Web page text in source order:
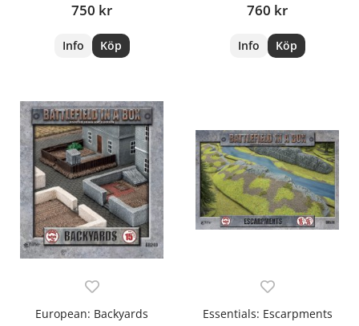
750 kr
Info Köp
760 kr
Info Köp
European: Backyards Essentials: Escarpments